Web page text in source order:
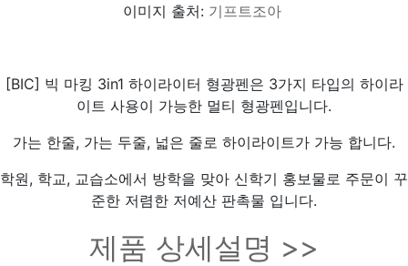
이미지 출처: 기프트조아
[BIC] 빅 마킹 3in1 하이라이터 형광펜은 3가지 타입의 하이라
이트 사용이 가능한 멀티 형광펜입니다.
가는 한줄, 가는 두줄, 넓은 줄로 하이라이트가 가능 합니다.
학원, 학교, 교습소에서 방학을 맞아 신학기 홍보물로 주문이 꾸
준한 저렴한 저예산 판촉물 입니다.
제품 상세설명 >>